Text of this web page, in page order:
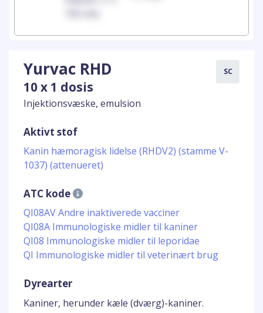
Yurvac RHD
10 x 1 dosis
Injektionsvæske, emulsion
SC
Aktivt stof
Kanin hæmoragisk lidelse (RHDV2) (stamme V-
1037) (attenueret)
ATC kode
QI08AV Andre inaktiverede vacciner
QI08A Immunologiske midler til kaniner
QI08 Immunologiske midler til leporidae
QI Immunologiske midler til veterinært brug
Dyrearter
Kaniner, herunder kæle (dværg)-kaniner.